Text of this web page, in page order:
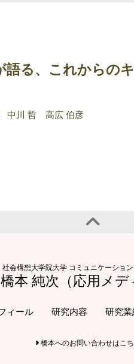
語る、これからの
中川 哲 高広 伯彦
社会構想大学院大学 コミュニケーショ
橋本 純次（応用メデ
ィール 研究内容 研究業
橋本へのお問い合わせはこ